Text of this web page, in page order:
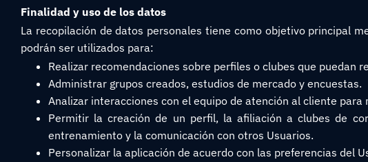
Finalidad y uso de los datos
La recopilación de datos personales tiene como objetivo principal
podrán ser utilizados para:
Realizar recomendaciones sobre perfiles o clubes que puedan
Administrar grupos creados, estudios de mercado y encuestas.
Analizar interacciones con el equipo de atención al cliente para
Permitir la creación de un perfil, la afiliación a clubes de
entrenamiento y la comunicación con otros Usuarios.
Personalizar la aplicación de acuerdo con las preferencias del